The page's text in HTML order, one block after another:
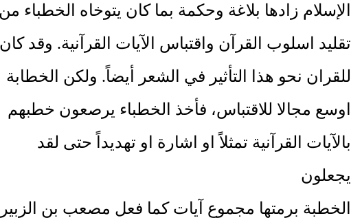
الإسلام زادها بلاغة وحكمة بما كان يتوخاه الخطباء
تقليد اسلوب القرآن واقتباس الآيات القرآنية. وقد كان
للقران نحو هذا التأثير في الشعر أيضاً. ولكن الخطابة
اوسع مجالا للاقتباس، فأخذ الخطباء يرصعون خطبهم
بالآيات القرآنية تمثلاً او اشارة او تهديداً حتى لقد
يجعلون
الخطبة برمتها مجموع آيات كما فعل مصعب بن الزبير